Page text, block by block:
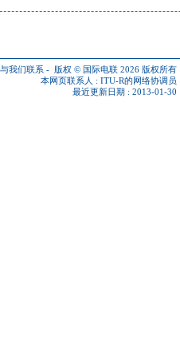
我们联系 - 版权 © 国际电联 2026 版权所有
本网页联系人 : ITU-R的网络协调员
最近更新日期 : 2013-01-30